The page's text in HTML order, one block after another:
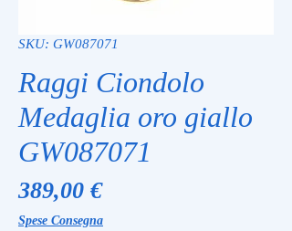
SKU: GW087071
Raggi Ciondolo
Medaglia oro giallo
GW087071
389,00 €Prezzo
Spese Consegna